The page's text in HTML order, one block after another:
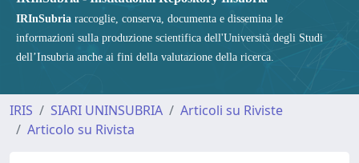
IRInSubria raccoglie, conserva, documenta e dissemina le
informazioni sulla produzione scientifica dell'Università degli Studi
dell’Insubria anche ai fini della valutazione della ricerca.
IRIS SIARI UNINSUBRIA
Articoli su Riviste
Articolo su Rivista